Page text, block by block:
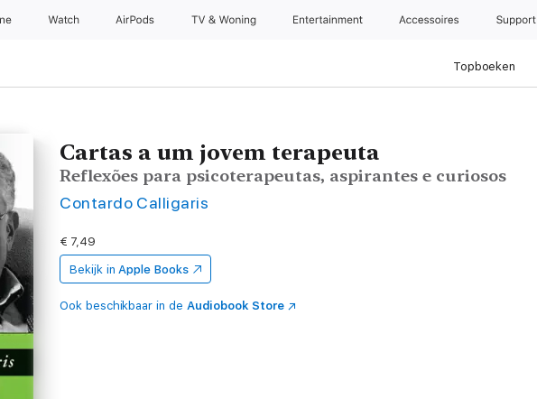
Watch AirPods TV & Woning Entertainment Accessoires Support
Topboeken
Cartas a um jovem terapeuta
Reflexões para psicoterapeutas, aspirantes e curiosos
Contardo Calligaris
€ 7,49
Bekijk in Apple Books
Ook beschikbaar in de Audiobook Store